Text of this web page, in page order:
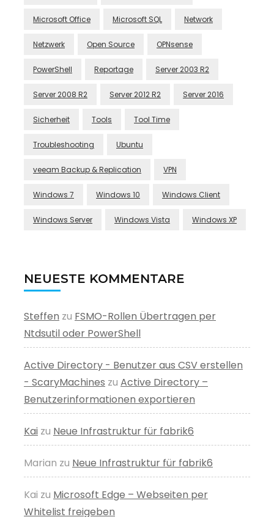
Microsoft Office Microsoft SQL Network
Netzwerk Open Source OPNsense
PowerShell Reportage Server 2003 R2
Server 2008 R2 Server 2012 R2 Server 2016
Sicherheit Tools Tool Time
Troubleshooting Ubuntu
veeam Backup & Replication VPN
Windows 7 Windows 10 Windows Client
Windows Server Windows Vista Windows XP
NEUESTE KOMMENTARE
Steffen zu FSMO-Rollen Übertragen per
Ntdsutil oder PowerShell
Active Directory - Benutzer aus CSV erstellen
- ScaryMachines zu Active Directory –
Benutzerinformationen exportieren
Kai zu Neue Infrastruktur für fabrik6
Marian zu Neue Infrastruktur für fabrik6
Kai zu Microsoft Edge – Webseiten per
Whitelist freigeben